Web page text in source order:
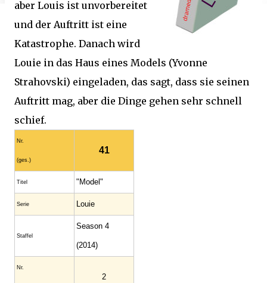
aber Louis ist unvorbereitet
und der Auftritt ist eine
Katastrophe. Danach wird
Louie in das Haus eines Models (Yvonne
Strahovski) eingeladen, das sagt, dass sie seinen
Auftritt mag, aber die Dinge gehen sehr schnell
schief.
Nr.
(ges.)
41
Titel "Model"
Serie Louie
Staffel
Season 4
(2014)
Nr.
2